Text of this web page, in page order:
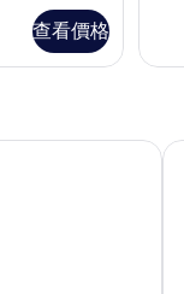
查看價格
陽
韆
間
題